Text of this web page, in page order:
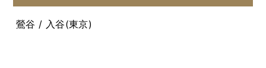
鶯谷 / 入谷(東京)